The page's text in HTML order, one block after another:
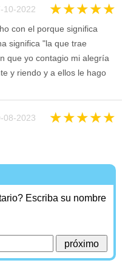
2022 ★★★★★
con el porque significa
significa "la que trae
que yo contagio mi alegría
y riendo y a ellos le hago
2023 ★★★★★
Escriba su nombre